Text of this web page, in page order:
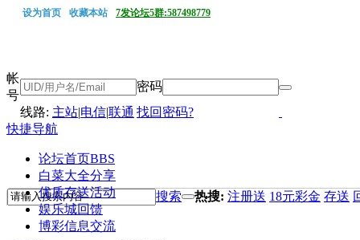
设为首页 收藏本站 7发论坛5群:587498779
帐
号
密码
线路: 主站|电信|联通 找回密码?
快捷导航
论坛首页BBS
白菜大全分享
优质存送活动
娱乐城回馈
博彩信息交流
搜索 热搜: 注册送 18元彩金 存送